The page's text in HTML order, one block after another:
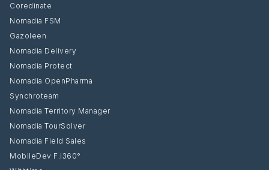
Coredinate
Nomadia FSM
Gazoleen
Nomadia Delivery
Nomadia Protect
Nomadia OpenPharma
Synchroteam
Nomadia Territory Manager
Nomadia TourSolver
Nomadia Field Sales
MobileDev F.i360°